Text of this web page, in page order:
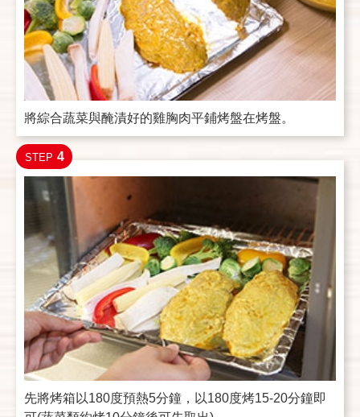
將綜合蔬菜與醃漬好的雞胸肉平鋪烤盤在烤盤。
STEP 4
先將烤箱以180度預熱5分鐘，以180度烤15-20分鐘即